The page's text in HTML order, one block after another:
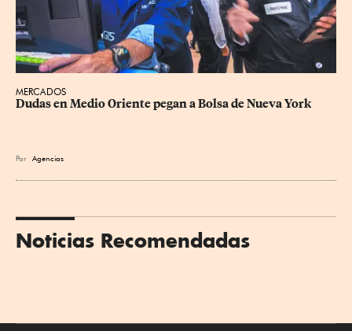
MERCADOS
Dudas en Medio Oriente pegan a Bolsa de Nueva York
Por Agencias
Noticias Recomendadas